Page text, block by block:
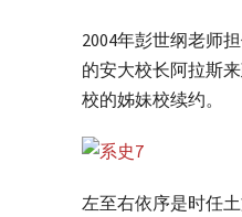
2004年彭世纲老师
的安大校长阿拉斯
校的姊妹校续约。
左至右依序是时任